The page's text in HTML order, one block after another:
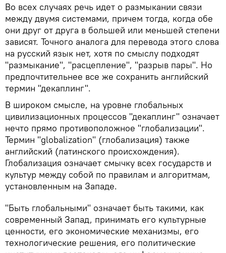
Во всех случаях речь идет о размыкании связи
между двумя системами, причем тогда, когда обе
они друг от друга в большей или меньшей степени
зависят. Точного аналога для перевода этого слова
на русский язык нет, хотя по смыслу подходят
"размыкание", "расцепление", "разрыв пары". Но
предпочтительнее все же сохранить английский
термин "декаплинг".
В широком смысле, на уровне глобальных
цивилизационных процессов "декаплинг" означает
нечто прямо противоположное "глобализации".
Термин "globalization" (глобализация) также
английский (латинского происхождения).
Глобализация означает смычку всех государств и
культур между собой по правилам и алгоритмам,
установленным на Западе.
"Быть глобальными" означает быть такими, как
современный Запад, принимать его культурные
ценности, его экономические механизмы, его
технологические решения, его политические